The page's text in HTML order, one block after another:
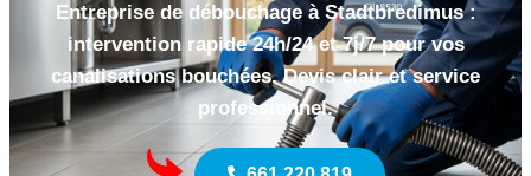
Entreprise de débouchage à Stadtbredimus :
intervention rapide 24h/24 et 7j/7 pour vos
canalisations bouchées. Devis clair et service
professionnel.